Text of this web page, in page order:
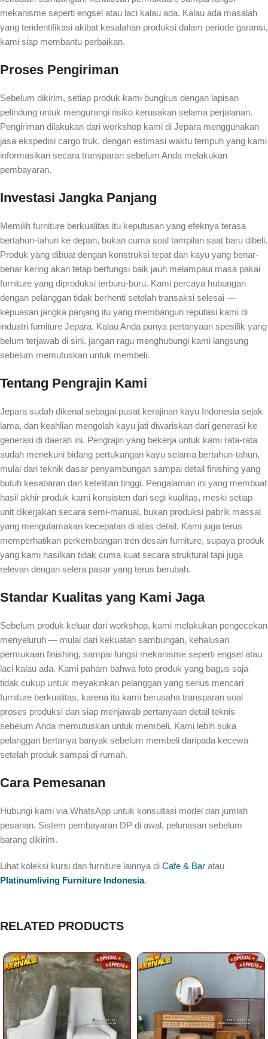
mekanisme seperti engsel atau laci kalau ada. Kalau ada masalah
yang teridentifikasi akibat kesalahan produksi dalam periode garansi,
kami siap membantu perbaikan.
Proses Pengiriman
Sebelum dikirim, setiap produk kami bungkus dengan lapisan
pelindung untuk mengurangi risiko kerusakan selama perjalanan.
Pengiriman dilakukan dari workshop kami di Jepara menggunakan
jasa ekspedisi cargo truk, dengan estimasi waktu tempuh yang kami
informasikan secara transparan sebelum Anda melakukan
pembayaran.
Investasi Jangka Panjang
Memilih furniture berkualitas itu keputusan yang efeknya terasa
bertahun-tahun ke depan, bukan cuma soal tampilan saat baru dibeli.
Produk yang dibuat dengan konstruksi tepat dan kayu yang benar-
benar kering akan tetap berfungsi baik jauh melampaui masa pakai
furniture yang diproduksi terburu-buru. Kami percaya hubungan
dengan pelanggan tidak berhenti setelah transaksi selesai —
kepuasan jangka panjang itu yang membangun reputasi kami di
industri furniture Jepara. Kalau Anda punya pertanyaan spesifik yang
belum terjawab di sini, jangan ragu menghubungi kami langsung
sebelum memutuskan untuk membeli.
Tentang Pengrajin Kami
Jepara sudah dikenal sebagai pusat kerajinan kayu Indonesia sejak
lama, dan keahlian mengolah kayu jati diwariskan dari generasi ke
generasi di daerah ini. Pengrajin yang bekerja untuk kami rata-rata
sudah menekuni bidang pertukangan kayu selama bertahun-tahun,
mulai dari teknik dasar penyambungan sampai detail finishing yang
butuh kesabaran dan ketelitian tinggi. Pengalaman ini yang membuat
hasil akhir produk kami konsisten dari segi kualitas, meski setiap
unit dikerjakan secara semi-manual, bukan produksi pabrik massal
yang mengutamakan kecepatan di atas detail. Kami juga terus
memperhatikan perkembangan tren desain furniture, supaya produk
yang kami hasilkan tidak cuma kuat secara struktural tapi juga
relevan dengan selera pasar yang terus berubah.
Standar Kualitas yang Kami Jaga
Sebelum produk keluar dari workshop, kami melakukan pengecekan
menyeluruh — mulai dari kekuatan sambungan, kehalusan
permukaan finishing, sampai fungsi mekanisme seperti engsel atau
laci kalau ada. Kami paham bahwa foto produk yang bagus saja
tidak cukup untuk meyakinkan pelanggan yang serius mencari
furniture berkualitas, karena itu kami berusaha transparan soal
proses produksi dan siap menjawab pertanyaan detail teknis
sebelum Anda memutuskan untuk membeli. Kami lebih suka
pelanggan bertanya banyak sebelum membeli daripada kecewa
setelah produk sampai di rumah.
Cara Pemesanan
Hubungi kami via WhatsApp untuk konsultasi model dan jumlah
pesanan. Sistem pembayaran DP di awal, pelunasan sebelum
barang dikirim.
Lihat koleksi kursi dan furniture lainnya di Cafe & Bar atau
Platinumliving Furniture Indonesia.
RELATED PRODUCTS